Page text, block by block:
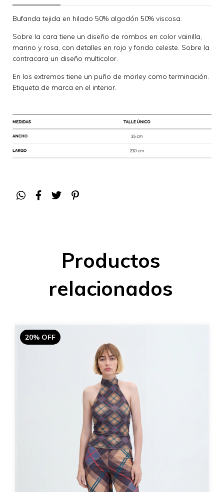
Bufanda tejida en hilado 50% algodón 50% viscosa.
Sobre la cara tiene un diseño de rombos en color vainilla,
marino y rosa, con detalles en rojo y fondo celeste. Sobre la
contracara un diseño multicolor.
En los extremos tiene un puño de morley como terminación.
Etiqueta de marca en el interior.
Productos
relacionados
20% OFF